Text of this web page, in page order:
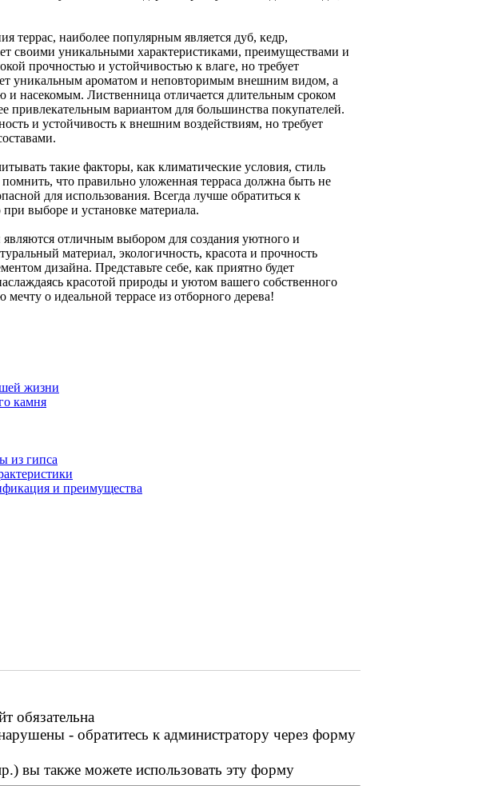
террас, наиболее популярным является дуб, кедр,
своими уникальными характеристиками, преимуществами и
прочностью и устойчивостью к влаге, но требует
уникальным ароматом и неповторимым внешним видом, а
насекомым. Лиственница отличается длительным сроком
привлекательным вариантом для большинства покупателей.
и устойчивость к внешним воздействиям, но требует
такие факторы, как климатические условия, стиль
что правильно уложенная терраса должна быть не
для использования. Всегда лучше обратиться к
выборе и установке материала.
являются отличным выбором для создания уютного и
материал, экологичность, красота и прочность
дизайна. Представьте себе, как приятно будет
красотой природы и уютом вашего собственного
о идеальной террасе из отборного дерева!
жизни
камня
из гипса
и преимущества
обязательна
- обратитесь к администратору через форму
вы также можете использовать эту форму